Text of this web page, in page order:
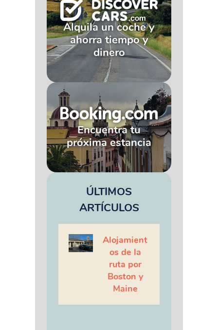
Alquila un coche y
ahorra tiempo y
dinero
Encuentra tu
próxima estancia
ÚLTIMOS
ARTÍCULOS
Alojamient
os de la
ruta por
Boston y
Maine